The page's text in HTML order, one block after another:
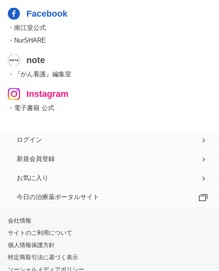
Facebook
・南江堂公式
・NurSHARE
note
・『がん看護』編集室
Instagram
・電子書籍 公式
ログイン
新規会員登録
お気に入り
今日の治療薬ポータルサイト
会社情報
サイトのご利用について
個人情報保護方針
特定商取引法に基づく表示
ソーシャルメディアポリシー